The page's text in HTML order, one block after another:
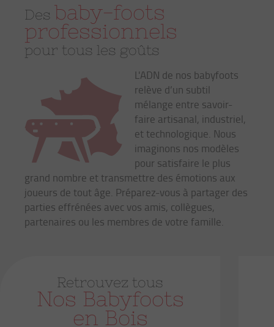
Des baby-foots
professionnels
pour tous les goûts
L'ADN de nos babyfoots
relève d’un subtil
mélange entre savoir-
faire artisanal, industriel,
et technologique. Nous
imaginons nos modèles
pour satisfaire le plus
grand nombre et transmettre des émotions aux
joueurs de tout âge. Préparez-vous à partager des
parties effrénées avec vos amis, collègues,
partenaires ou les membres de votre famille.
Retrouvez tous
Nos Babyfoots
en Bois